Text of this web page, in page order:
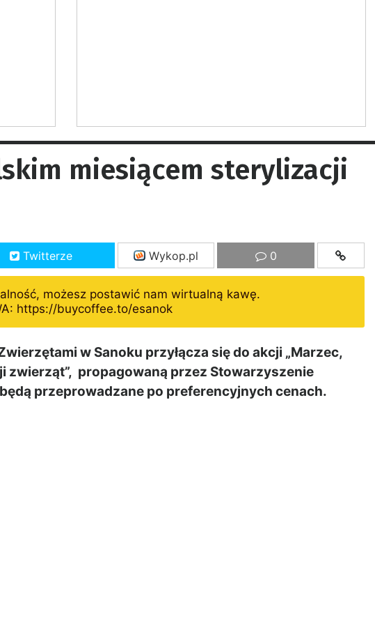
miesiącem sterylizacji
Twitterze Wykop.pl 0
możesz postawić nam wirtualną kawę.
https://buycoffee.to/esanok
w Sanoku przyłącza się do akcji „Marzec,
zwierząt”, propagowaną przez Stowarzyszenie
przeprowadzane po preferencyjnych cenach.